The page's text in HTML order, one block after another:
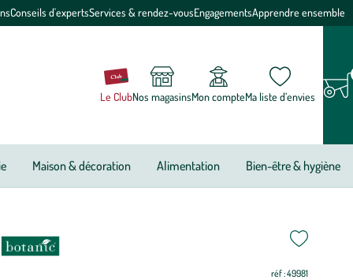
Conseils d'expertsServices & rendez-vousEngagementsApprendre ensemble
Le ClubNos magasinsMon compteMa liste d’envies
Maison & décoration Alimentation Bien-être & hygiène
réf : 49981